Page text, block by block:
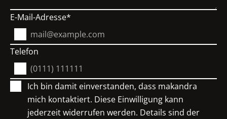
E-Mail-Adresse
Telefon
Ich bin damit einverstanden, dass makandra
mich kontaktiert. Diese Einwilligung kann
jederzeit widerrufen werden. Details sind der